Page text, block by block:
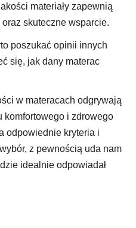
materiały zapewnią
oraz skuteczne wsparcie.
poszukać opinii innych
się, jak dany materac
w materacach odgrywają
komfortowego i zdrowego
odpowiednie kryteria i
z pewnością uda nam
idealnie odpowiadał